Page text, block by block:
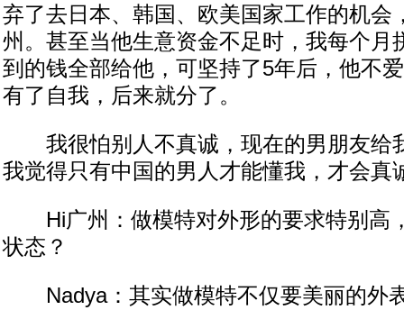
弃了去日本、韩国、欧美国家工作的机会
州。甚至当他生意资金不足时，我每个月
到的钱全部给他，可坚持了5年后，他不
有了自我，后来就分了。
我很怕别人不真诚，现在的男朋友给
我觉得只有中国的男人才能懂我，才会真
Hi广州：做模特对外形的要求特别高
状态？
Nadya：其实做模特不仅要美丽的外